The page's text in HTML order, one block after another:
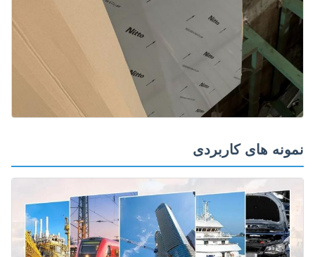
های کاربردی